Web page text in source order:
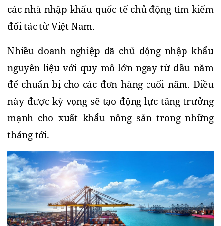
các nhà nhập khẩu quốc tế chủ động tìm kiếm
đối tác từ Việt Nam.
Nhiều doanh nghiệp đã chủ động nhập khẩu
nguyên liệu với quy mô lớn ngay từ đầu năm
để chuẩn bị cho các đơn hàng cuối năm. Điều
này được kỳ vọng sẽ tạo động lực tăng trưởng
mạnh cho xuất khẩu nông sản trong những
tháng tới.